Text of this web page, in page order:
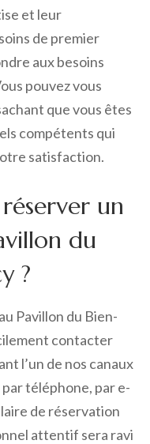
et leur
de premier
aux besoins
pouvez vous
que vous êtes
compétents qui
satisfaction.
un
du
?
Pavillon du Bien-
contacter
l’un de nos canaux
téléphone, par e-
de réservation
attentif sera ravi